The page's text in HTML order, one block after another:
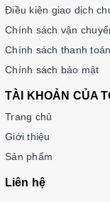
Điều kiện giao dịch
Chính sách vận
Chính sách thanh toán
Chính sách bảo mật
TÀI KHOẢN CỦA
Trang chủ
Giới thiệu
Sản phẩm
Liên hệ